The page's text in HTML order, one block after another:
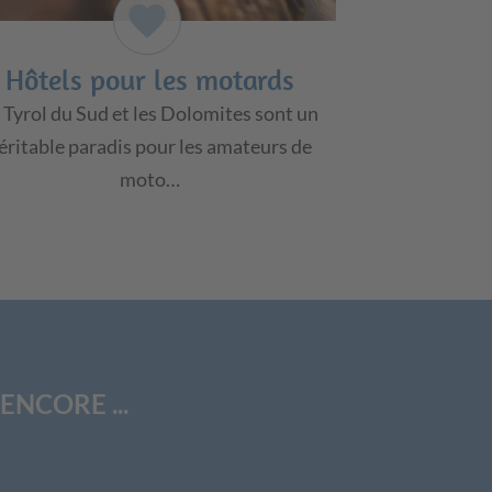
favorite
Hôtels pour les motards
Tyrol du Sud et les Dolomites sont un
paradis pour les amateurs de
moto…
...